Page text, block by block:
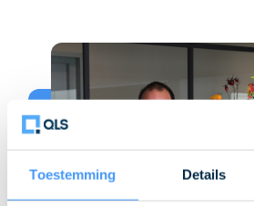
Toestemming Details